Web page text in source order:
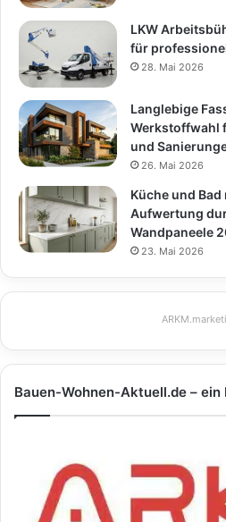
LKW
für
28. Mai 2026
Langlebige
Werkstoffwahl
und
26. Mai 2026
Küche und
Aufwertung
Wandpaneele
23. Mai 2026
Bauen-Wohnen-Aktuell.de –